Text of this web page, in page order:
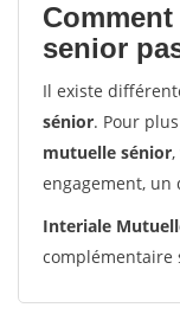
senior
Il existe
sénior. Pour
mutuelle sénior,
engagement, un
Interiale
complémentaire